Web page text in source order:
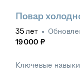
Повар
35 лет •
19 000 ₽
Ключевые навыки